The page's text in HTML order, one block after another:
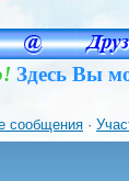
Здесь Вы
сообщения ·